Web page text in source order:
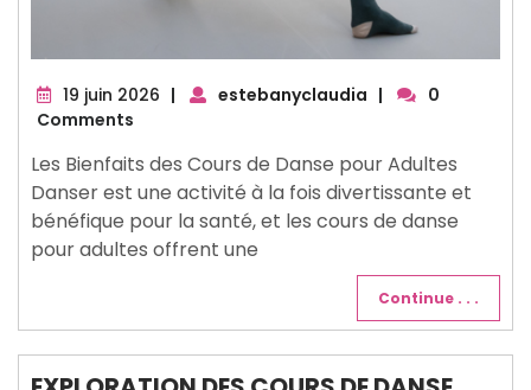
19 juin 2026 19| estebanyclaudia |
0
Comments
Les Bienfaits des Cours de Danse pour Adultes
Danser est une activité à la fois divertissante et
bénéfique pour la santé, et les cours de danse
pour adultes offrent une
Continue . . .